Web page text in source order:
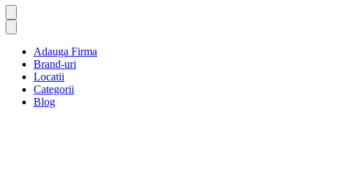
Adauga Firma
Brand-uri
Locatii
Categorii
Blog